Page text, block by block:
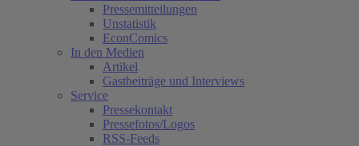
Pressemitteilungen
Unstatistik
EconComics
In den Medien
Artikel
Gastbeiträge und Interviews
Service
Pressekontakt
Pressefotos/Logos
RSS-Feeds